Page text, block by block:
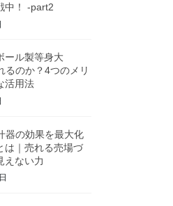
中！ -part2
ール製等身大
るのか？4つのメリ
活用法
器の効果を最大化
は｜売れる売場づ
えない力